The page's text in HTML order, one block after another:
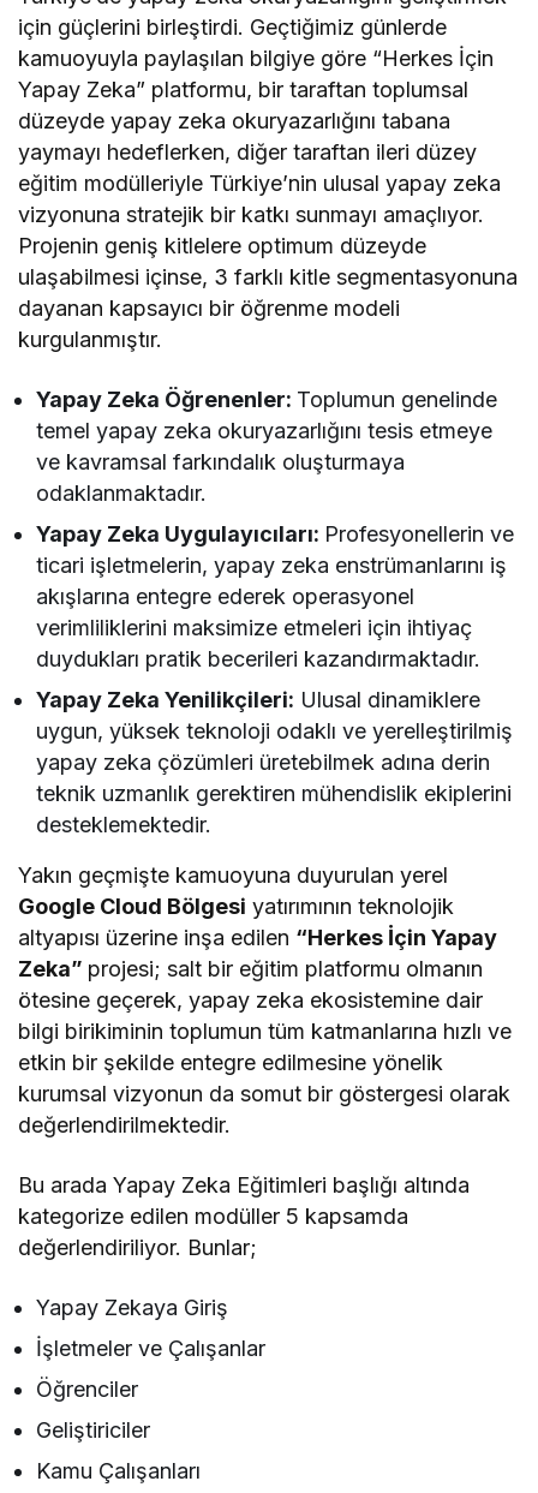
için güçlerini birleştirdi. Geçtiğimiz günlerde
kamuoyuyla paylaşılan bilgiye göre “Herkes İçin
Yapay Zeka” platformu, bir taraftan toplumsal
düzeyde yapay zeka okuryazarlığını tabana
yaymayı hedeflerken, diğer taraftan ileri düzey
eğitim modülleriyle Türkiye’nin ulusal yapay zeka
vizyonuna stratejik bir katkı sunmayı amaçlıyor.
Projenin geniş kitlelere optimum düzeyde
ulaşabilmesi içinse, 3 farklı kitle segmentasyonuna
dayanan kapsayıcı bir öğrenme modeli
kurgulanmıştır.
Yapay Zeka Öğrenenler: Toplumun genelinde
temel yapay zeka okuryazarlığını tesis etmeye
ve kavramsal farkındalık oluşturmaya
odaklanmaktadır.
Yapay Zeka Uygulayıcıları: Profesyonellerin ve
ticari işletmelerin, yapay zeka enstrümanlarını iş
akışlarına entegre ederek operasyonel
verimliliklerini maksimize etmeleri için ihtiyaç
duydukları pratik becerileri kazandırmaktadır.
Yapay Zeka Yenilikçileri: Ulusal dinamiklere
uygun, yüksek teknoloji odaklı ve yerelleştirilmiş
yapay zeka çözümleri üretebilmek adına derin
teknik uzmanlık gerektiren mühendislik ekiplerini
desteklemektedir.
Yakın geçmişte kamuoyuna duyurulan yerel
Google Cloud Bölgesi yatırımının teknolojik
altyapısı üzerine inşa edilen “Herkes İçin Yapay
Zeka” projesi; salt bir eğitim platformu olmanın
ötesine geçerek, yapay zeka ekosistemine dair
bilgi birikiminin toplumun tüm katmanlarına hızlı ve
etkin bir şekilde entegre edilmesine yönelik
kurumsal vizyonun da somut bir göstergesi olarak
değerlendirilmektedir.
Bu arada Yapay Zeka Eğitimleri başlığı altında
kategorize edilen modüller 5 kapsamda
değerlendiriliyor. Bunlar;
Yapay Zekaya Giriş
İşletmeler ve Çalışanlar
Öğrenciler
Geliştiriciler
Kamu Çalışanları